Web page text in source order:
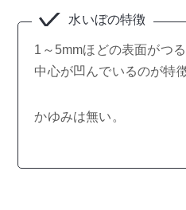
水いぼの特徴
1～5mmほどの表面がつ
中心が凹んでいるのが特徴
かゆみは無い。